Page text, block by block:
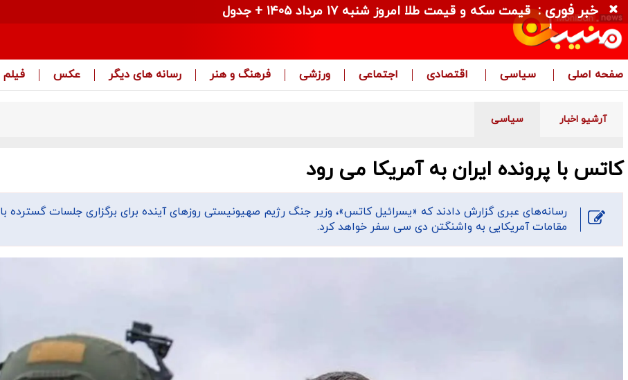
صفحه اصلی سیاسی اقتصادی اجتماعی ورزشی فرهنگ و هنر رسانه های دیگر عکس فیلم
آرشیو اخبار سیاسی
کاتس با پرونده ایران به آمریکا می رود
رسانه‌های عبری گزارش دادند که «یسرائیل کاتس»، وزیر جنگ رژیم صهیونیستی روزهای آینده برای برگزاری جلسات گسترده با
مقامات آمریکایی به واشنگتن دی سی سفر خواهد کرد.
خبر فوری : قیمت سکه و قیمت طلا امروز شنبه ۱۷ مرداد ۱۴۰۵ + جدول